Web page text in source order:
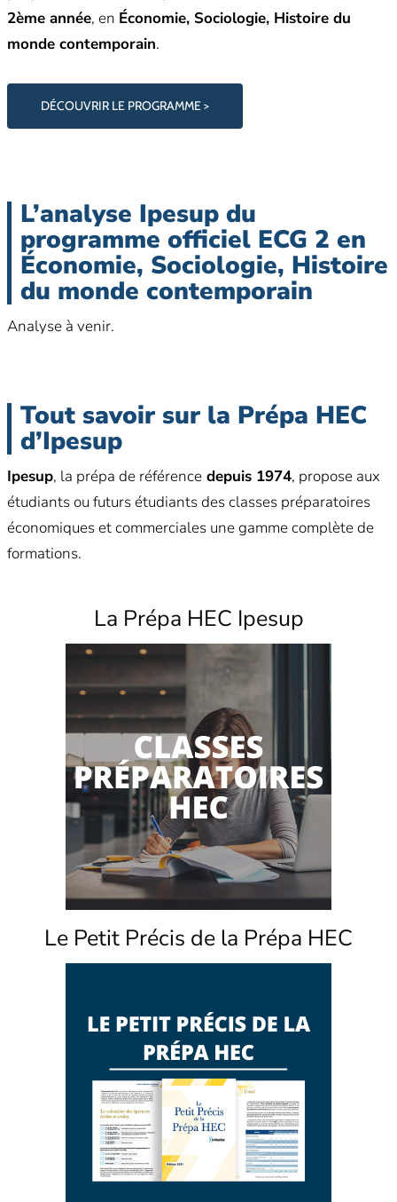
2ème année, en Économie, Sociologie, Histoire du
monde contemporain.
DÉCOUVRIR LE PROGRAMME >
L’analyse Ipesup du
programme officiel ECG 2 en
Économie, Sociologie, Histoire
du monde contemporain
Analyse à venir.
Tout savoir sur la Prépa HEC
d’Ipesup
Ipesup, la prépa de référencedepuis 1974, propose aux
étudiants ou futurs étudiants des classes préparatoires
économiques et commerciales une gamme complète de
formations.
La Prépa HEC Ipesup
Le Petit Précis de la Prépa HEC